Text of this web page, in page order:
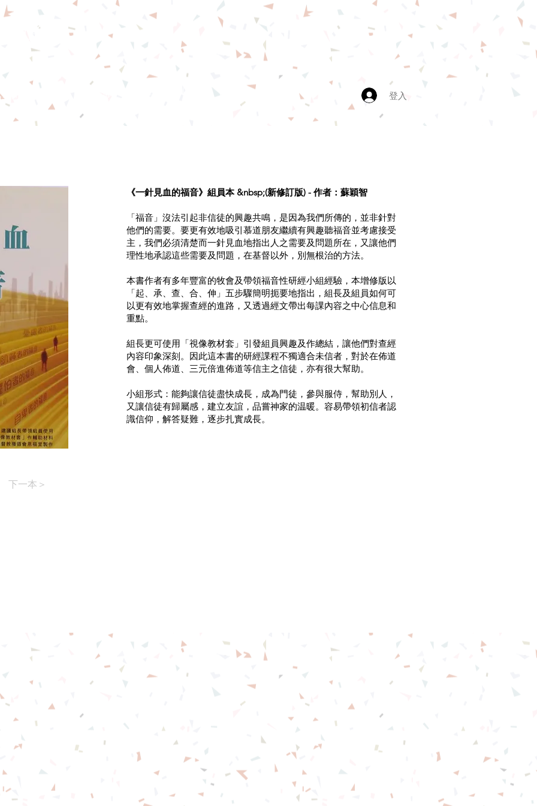
恩堂
簡介 登入
下一本＞
《一針見血的福音》組員本 &nbsp;(新修訂版) - 作者：蘇穎智
「福音」沒法引起非信徒的興趣共鳴，是因為我們所傳的，並非針對
他們的需要。要更有效地吸引慕道朋友繼續有興趣聽福音並考慮接受
主，我們必須清楚而一針見血地指出人之需要及問題所在，又讓他們
理性地承認這些需要及問題，在基督以外，別無根治的方法。
本書作者有多年豐富的牧會及帶領福音性研經小組經驗，本增修版以
「起、承、查、合、伸」五步驟簡明扼要地指出，組長及組員如何可
以更有效地掌握查經的進路，又透過經文帶出每課內容之中心信息和
重點。
組長更可使用「視像教材套」引發組員興趣及作總結，讓他們對查經
內容印象深刻。因此這本書的研經課程不獨適合未信者，對於在佈道
會、個人佈道、三元倍進佈道等信主之信徒，亦有很大幫助。
小組形式：能夠讓信徒盡快成長，成為門徒，參與服侍，幫助別人，
又讓信徒有歸屬感，建立友誼，品嘗神家的温暖。容易帶領初信者認
識信仰，解答疑難，逐步扎實成長。